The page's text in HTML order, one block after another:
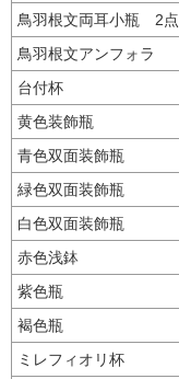
鳥羽根文両耳小瓶 2点
鳥羽根文アンフォラ
台付杯
黄色装飾瓶
青色双面装飾瓶
緑色双面装飾瓶
白色双面装飾瓶
赤色浅鉢
紫色瓶
褐色瓶
ミレフィオリ杯